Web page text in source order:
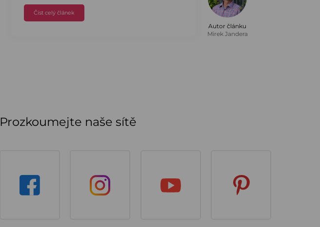
Číst celý článek
Autor článku
Mirek Jandera
Prozkoumejte naše sítě